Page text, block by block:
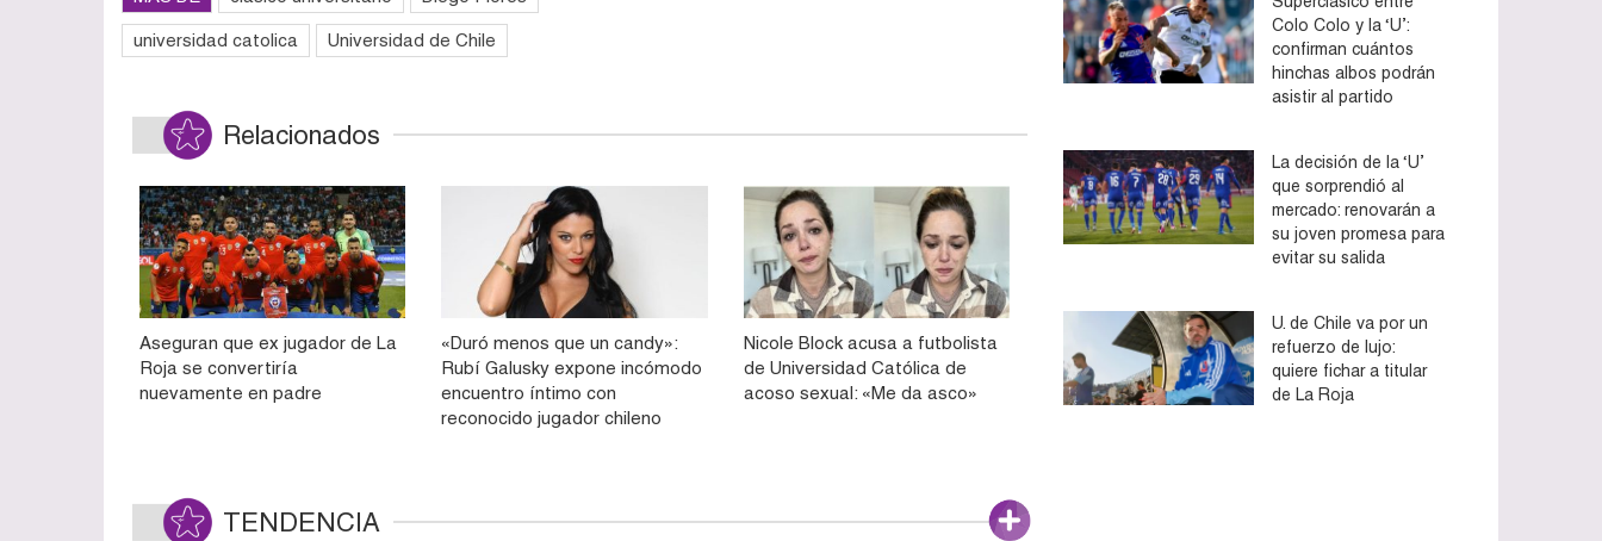
universidad catolica Universidad de Chile
Relacionados
Aseguran que ex jugador de La
Roja se convertiría
nuevamente en padre
«Duró menos que un candy»:
Rubí Galusky expone incómodo
encuentro íntimo con
reconocido jugador chileno
Nicole Block acusa a futbolista
de Universidad Católica de
acoso sexual: «Me da asco»
TENDENCIA
Colo Colo y la ‘U’:
confirman cuántos
hinchas albos podrán
asistir al partido
La decisión de la ‘U’
que sorprendió al
mercado: renovarán a
su joven promesa para
evitar su salida
U. de Chile va por un
refuerzo de lujo:
quiere fichar a titular
de La Roja